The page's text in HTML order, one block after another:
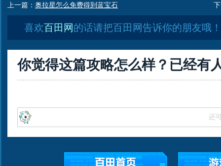
上一篇： 奥拉星怎么免费得到蓝宝石
喜欢百田网的话请把百田网告诉你的朋友哦
你觉得这篇攻略怎么样？已经有
还